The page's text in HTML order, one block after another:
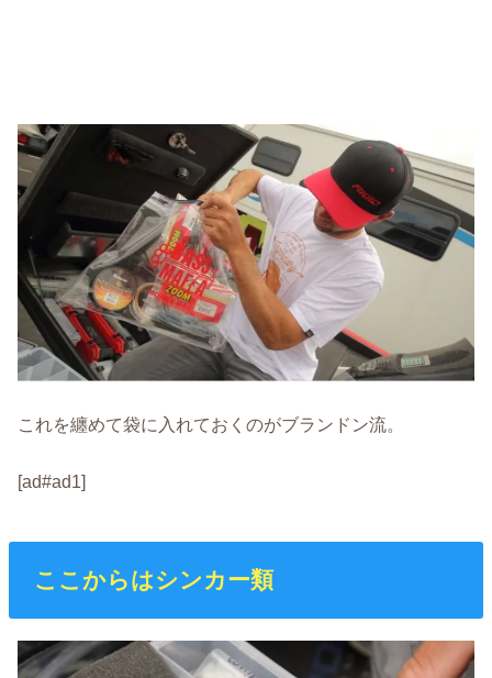
これを纏めて袋に入れておくのがブランドン流。
[ad#ad1]
ここからはシンカー類